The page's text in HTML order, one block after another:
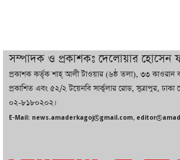
দুবাইয়ে বেনজীরের
ফার্ম নিয়োগ করেছে সরকার
করা হবে : পররাষ্ট্র প্রতিমন্ত্রী
সম্পাদক ও প্রকাশকঃ দেলোয়ার হোসেন
প্রকাশক কর্তৃক শাহ্ আলী টাওয়ার (৬ষ্ঠ তলা), ৩৩ কাওরান
প্রকাশিত এবং ৫২/২ টয়েনবি সার্কুলার রোড, সুত্রাপুর, ঢাকা
০২-৮১৮০২০২।
E-Mail: news.amaderkagoj@gmail.com,